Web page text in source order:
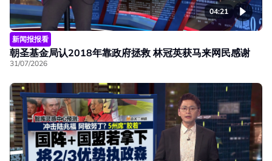
04:21
新闻报报看
朝圣基金局认2018年靠政府拯救 林冠英获马来网民感谢
31/07/2026